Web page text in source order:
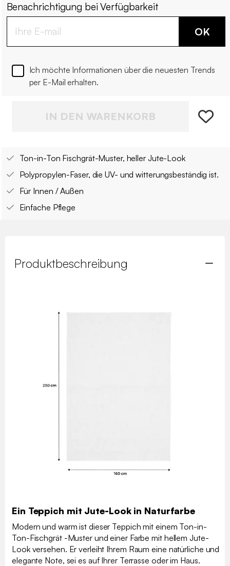
Benachrichtigung bei Verfügbarkeit
OK
Ich möchte Informationen über die neuesten Trends
per E-Mail erhalten.
IN DEN WARENKORB
Ton-in-Ton Fischgrät-Muster, heller Jute-Look
Polypropylen-Faser, die UV- und witterungsbeständig ist.
Für Innen / Außen
Einfache Pflege
Produktbeschreibung
Ein Teppich mit Jute-Look in Naturfarbe
Modern und warm ist dieser Teppich mit einem Ton-in-
Ton-Fischgrät -Muster und einer Farbe mit hellem Jute-
Look versehen. Er verleiht Ihrem Raum eine natürliche und
elegante Note, sei es auf Ihrer Terrasse oder im Haus.